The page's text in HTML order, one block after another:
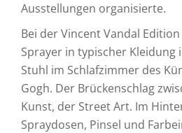
Ausstellungen organisierte.
Bei der Vincent Vandal
Sprayer in typischer Kleidung
Stuhl im Schlafzimmer des
Gogh. Der Brückenschlag
Kunst, der Street Art. Im
Spraydosen, Pinsel und